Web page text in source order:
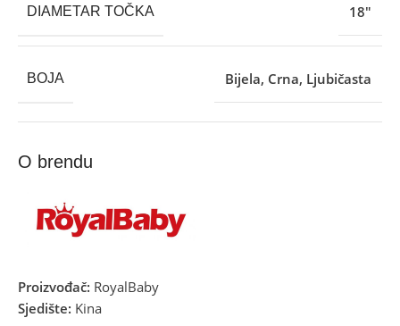
DIAMETAR TOČKA 18″
BOJA Bijela, Crna, Ljubičasta
O brendu
Proizvođač: RoyalBaby
Sjedište: Kina